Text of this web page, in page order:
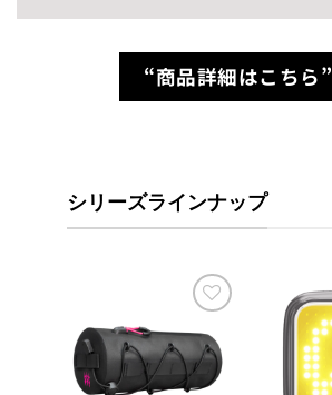
“商品詳細はこちら”
シリーズラインナップ
お気
に入
りに
追加